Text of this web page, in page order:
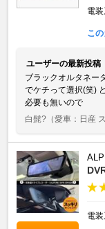
電装
こ
ユーザーの最新投稿
ブラックオルタネー
でケチって選択(笑)
必要も無いので
白髭? （愛車：日産
電装